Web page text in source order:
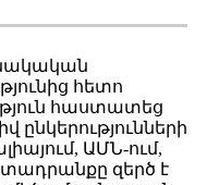
հետո
հաստատեց
ԱՄՆ-ում,
զերծ է